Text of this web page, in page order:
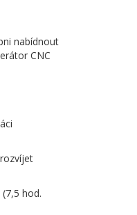
nabídnout
CNC
hod.